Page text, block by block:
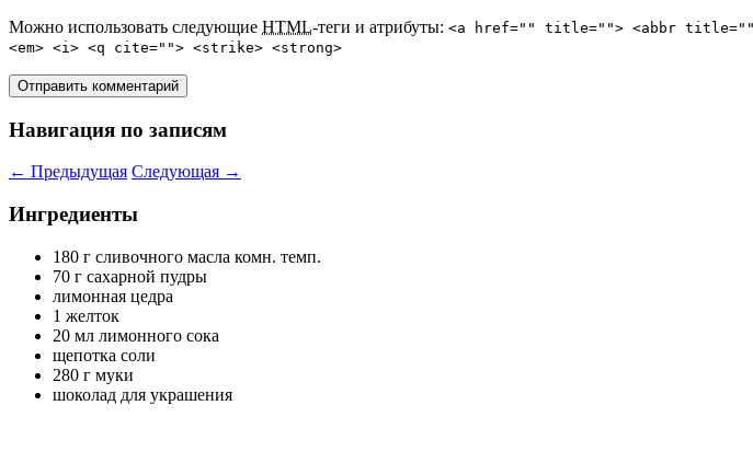
Можно использовать следующие HTML-теги и атрибуты: <a href="" title=""> <abbr title="">
<em> <i> <q cite=""> <strike> <strong>
Навигация по записям
← Предыдущая Следующая →
Ингредиенты
180 г сливочного масла комн. темп.
70 г сахарной пудры
лимонная цедра
1 желток
20 мл лимонного сока
щепотка соли
280 г муки
шоколад для украшения